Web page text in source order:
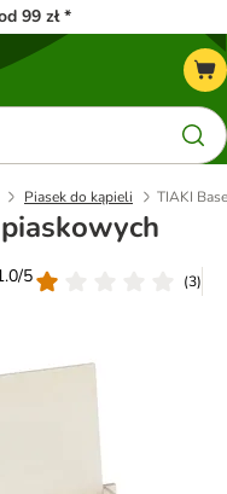
99 zł *
Piasek do kąpieli TIAKI
5
(3)